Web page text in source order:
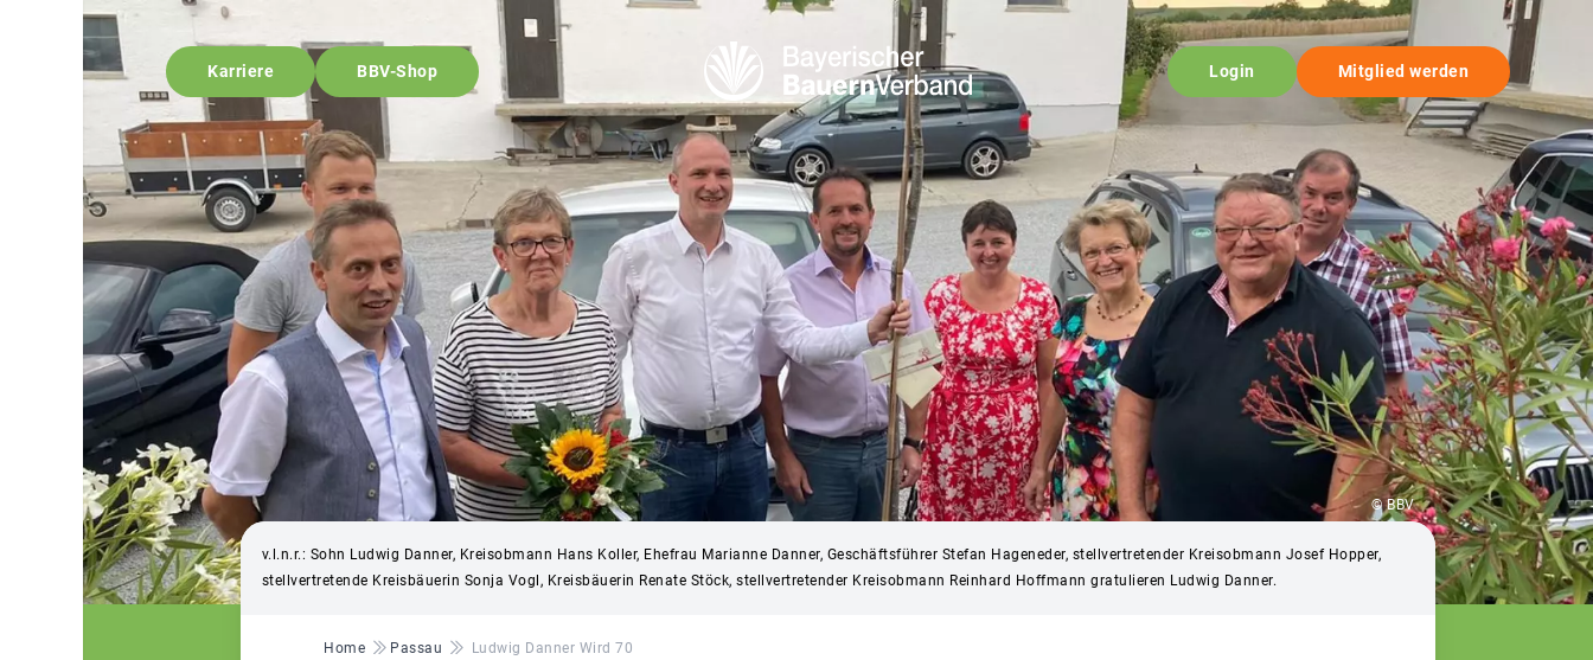
Karriere BBV-Shop Login Mitglied werden
© BBV
v.l.n.r.: Sohn Ludwig Danner, Kreisobmann Hans Koller, Ehefrau Marianne Danner, Geschäftsführer Stefan Hageneder, stellvertretender Kreisobmann Josef Hopper,
stellvertretende Kreisbäuerin Sonja Vogl, Kreisbäuerin Renate Stöck, stellvertretender Kreisobmann Reinhard Hoffmann gratulieren Ludwig Danner.
Pfadnavigation
Home Passau Ludwig Danner Wird 70